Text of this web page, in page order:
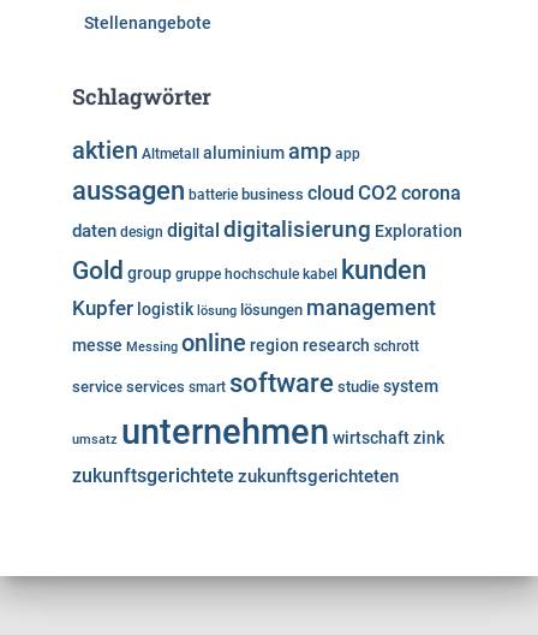
Stellenangebote
Schlagwörter
aktien Altmetall aluminiumamp app
aussagen batterie business cloud CO2 corona
daten design digital digitalisierung Exploration
Gold group gruppe hochschule kabel kunden
Kupfer logistik lösung lösungen management
messe Messing online region research schrott
service services smart software studie system
umsatz unternehmen wirtschaftzink
zukunftsgerichtete zukunftsgerichteten